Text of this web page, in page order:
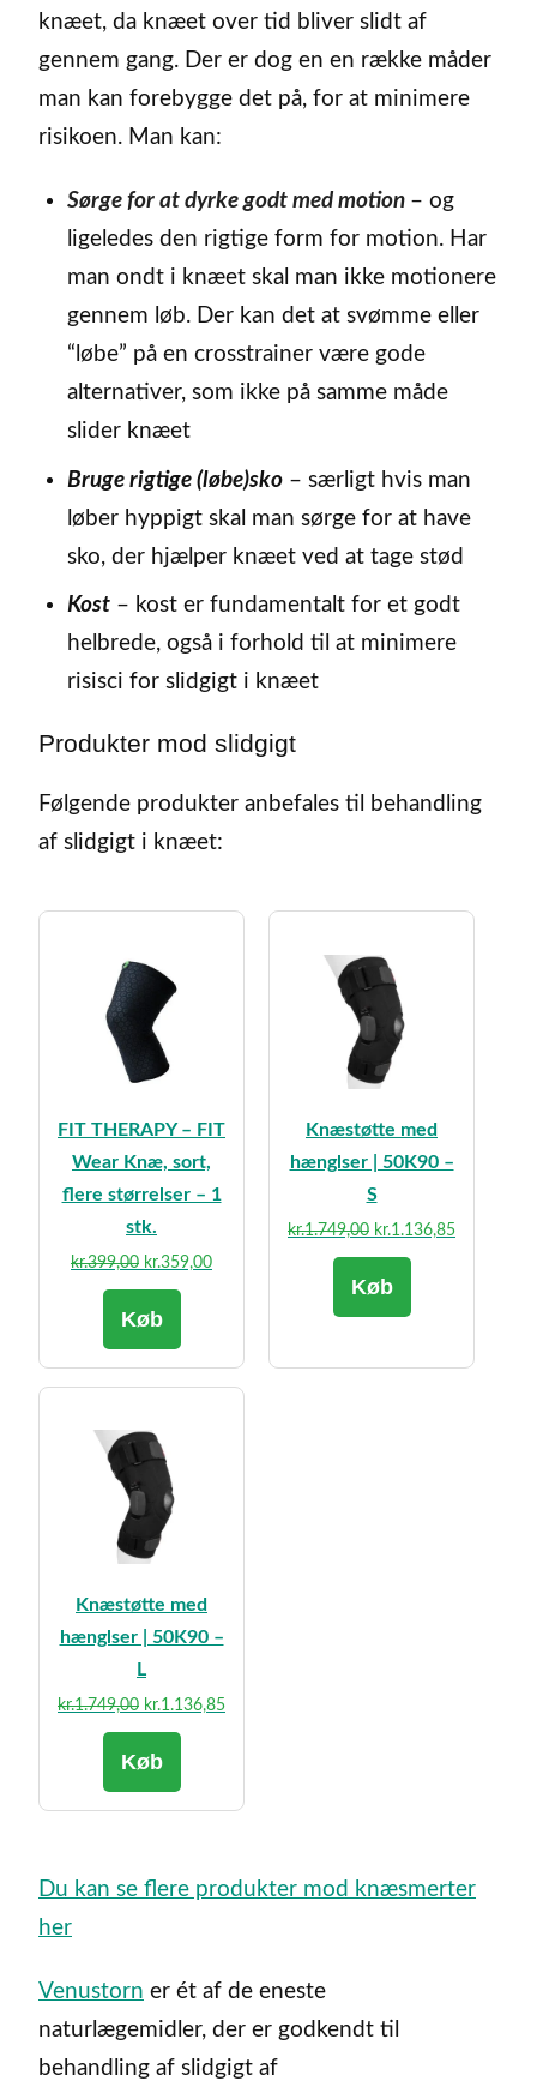
knæet, da knæet over tid bliver slidt af
gennem gang. Der er dog en en række måder
man kan forebygge det på, for at minimere
risikoen. Man kan:
Sørge for at dyrke godt med motion – og
ligeledes den rigtige form for motion. Har
man ondt i knæet skal man ikke motionere
gennem løb. Der kan det at svømme eller
“løbe” på en crosstrainer være gode
alternativer, som ikke på samme måde
slider knæet
Bruge rigtige (løbe)sko– særligt hvis man
løber hyppigt skal man sørge for at have
sko, der hjælper knæet ved at tage stød
Kost– kost er fundamentalt for et godt
helbrede, også i forhold til at minimere
risisci for slidgigt i knæet
Produkter mod slidgigt
Følgende produkter anbefales til behandling
af slidgigt i knæet:
FIT THERAPY – FIT
Wear Knæ, sort,
flere størrelser – 1
stk.
kr.399,00 Den
oprindelige
pris
kr.399,00.
kr.359,00Den
kr.359,00.
Køb
Knæstøtte med
hænglser | 50K90 –
S
kr.1.749,00 Den
oprindelige
pris
kr.1.136,85Den
Køb
Knæstøtte med
hænglser | 50K90 –
L
kr.1.749,00 Den
oprindelige
pris
kr.1.749,00.
kr.1.136,85Den
kr.1.136,85.
Køb
Du kan se flere produkter mod knæsmerter
her
Venustorn er ét af de eneste
naturlægemidler, der er godkendt til
behandling af slidgigt af